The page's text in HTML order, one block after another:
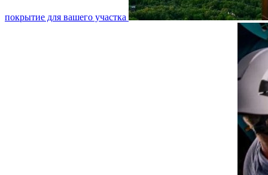
покрытие для вашего участка